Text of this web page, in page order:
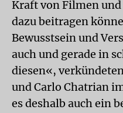
Kraft von Filmen
dazu beitragen
Bewusstsein und
auch und gerade in
diesen«,
und Carlo Chatrian
es deshalb auch ein